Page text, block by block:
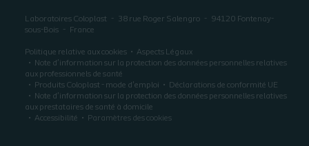
Laboratoires Coloplast 38 rue Roger Salengro 94120 Fontenay-
sous-Bois
France
Politique relative aux cookies
Aspects Légaux
Note d’information sur la protection des données personnelles relatives
aux professionnels de santé
Produits Coloplast - mode d'emploi
Déclarations de conformité UE
Note d’information sur la protection des données personnelles relatives
aux prestataires de santé à domicile
Accessibilité
Paramètres des cookies